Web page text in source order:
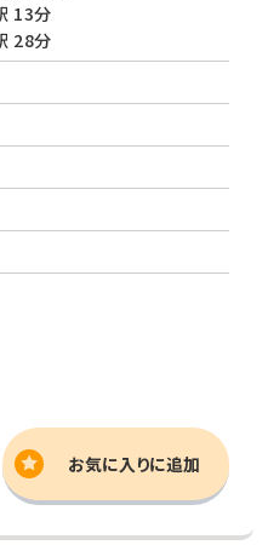
13分
28分
お気に入りに追加